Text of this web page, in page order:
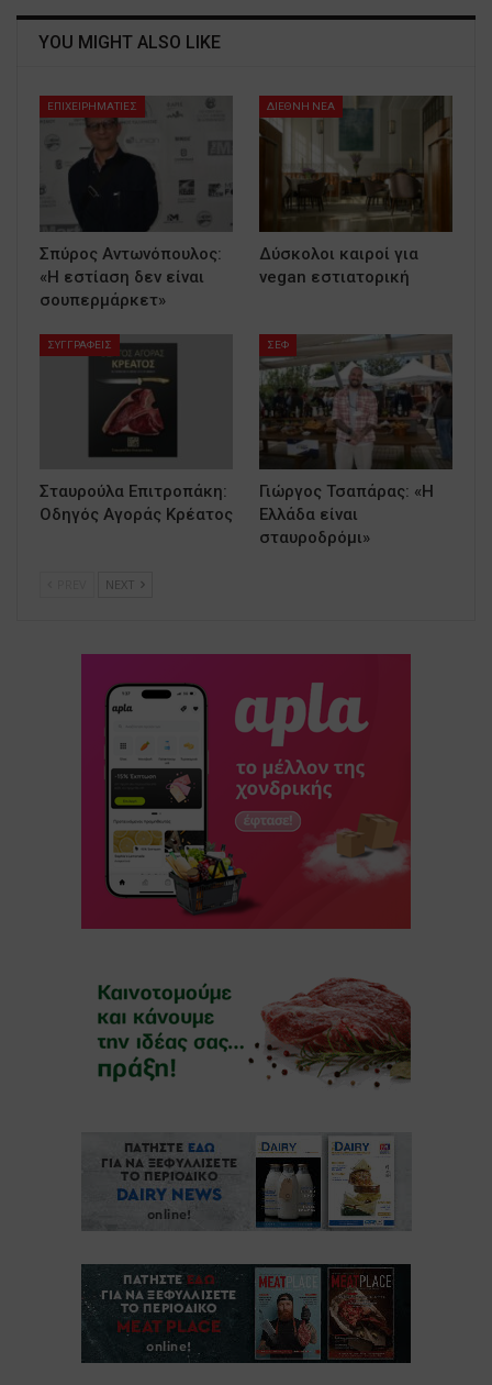
YOU MIGHT ALSO LIKE
ΕΠΙΧΕΙΡΗΜΑΤΙΕΣ
Σπύρος Αντωνόπουλος:
«Η εστίαση δεν είναι
σουπερμάρκετ»
ΔΙΕΘΝΗ ΝΕΑ
Δύσκολοι καιροί για
vegan εστιατορική
ΣΥΓΓΡΑΦΕΙΣ
Σταυρούλα Επιτροπάκη:
Οδηγός Αγοράς Κρέατος
ΣΕΦ
Γιώργος Τσαπάρας: «Η
Ελλάδα είναι
σταυροδρόμι»
NEXT